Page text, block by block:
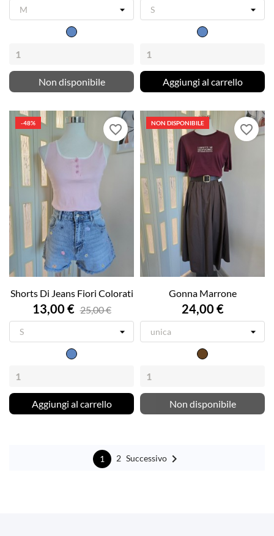
Jeans
Non disponibile
Jeans
Aggiungi al carrello
-48%
Shorts Di Jeans Fiori Colorati
13,00 € 25,00 €
Jeans
Aggiungi al carrello
favorite_border NON DISPONIBILE
Gonna Marrone
24,00 €
Marrone
Non disponibile
favorite_border
1 2 Successivo